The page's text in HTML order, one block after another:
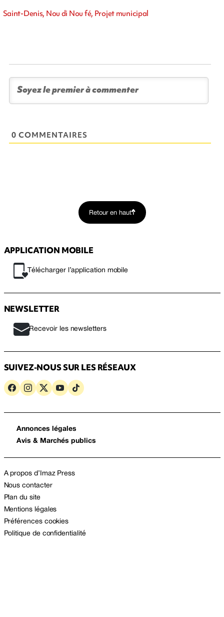
Saint-Denis, Nou di Nou fé, Projet municipal
0 COMMENTAIRES
Retour en haut
APPLICATION MOBILE
Télécharger l’application mobile
NEWSLETTER
Recevoir les newsletters
SUIVEZ-NOUS SUR LES RÉSEAUX
Annonces légales
Avis & Marchés publics
A propos d’Imaz Press
Nous contacter
Plan du site
Mentions légales
Préférences cookies
Politique de confidentialité